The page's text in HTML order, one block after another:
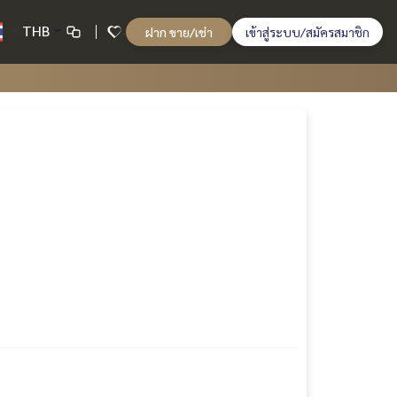
THB ฝาก ขาย/เช่า เข้าสู่ระบบ/สมัครสมาชิก